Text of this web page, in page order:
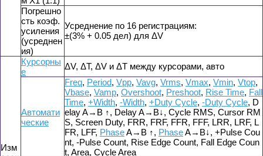
Погрешно
сть коэф.
усиления
(усреднен
ия)
Усреднение по 16 регистрациям:
±(3% + 0.05 дел) для ΔV
Изм
Курсорны
е
ΔV, ΔT, ΔV и ΔT между курсорами, авто
Автомати
ческие
Freq, Period, Vpp, Vavg, Vrms, Vmax, Vmin, Vtop,
Vbase, Vamp, Overshoot, Preshoot, Rise Time, Fall
Time, +Width, -Width, +Duty Cycle, -Duty Cycle, D
elay A→B ↑, Delay A→B↓, Cycle RMS, Cursor RM
S, Screen Duty, FRR, FRF, FFR, FFF, LRR, LRF, L
FR, LFF, PhaseA→B ↑, PhaseA→B↓, +Pulse Cou
nt, -Pulse Count, Rise Edge Count, Fall Edge Coun
t, Area, Cycle Area